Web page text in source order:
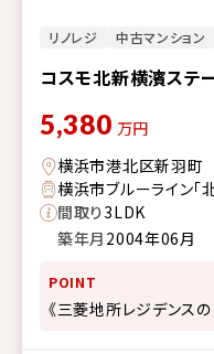
リノレジ 中古マンション
コスモ北新横濱ステ
5,380 万円
横浜市港北区新羽町
横浜市ブルーライン
間取り3LDK
築年月 2004年06月
POINT
《三菱地所レジデンスの